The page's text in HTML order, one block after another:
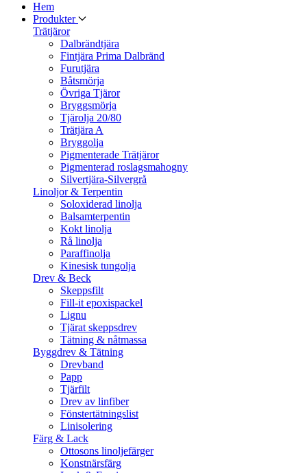
Hem
Produkter
Trätjäror
Dalbrändtjära
Fintjära Prima Dalbränd
Furutjära
Båtsmörja
Övriga Tjäror
Bryggsmörja
Tjärolja 20/80
Trätjära A
Bryggolja
Pigmenterade Trätjäror
Pigmenterad roslagsmahogny
Silvertjära-Silvergrå
Linoljor & Terpentin
Soloxiderad linolja
Balsamterpentin
Kokt linolja
Rå linolja
Paraffinolja
Kinesisk tungolja
Drev & Beck
Skeppsfilt
Fill-it epoxispackel
Lignu
Tjärat skeppsdrev
Tätning & nåtmassa
Byggdrev & Tätning
Drevband
Papp
Tjärfilt
Drev av linfiber
Fönstertätningslist
Linisolering
Färg & Lack
Ottosons linoljefärger
Konstnärsfärg